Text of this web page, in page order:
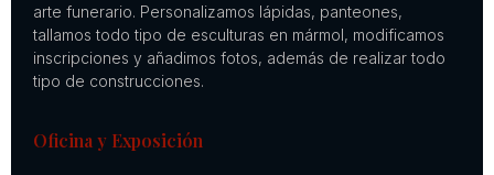
arte funerario. Personalizamos lápidas, panteones,
tallamos todo tipo de esculturas en mármol, modificamos
inscripciones y añadimos fotos, además de realizar todo
tipo de construcciones.
Oficina y Exposición